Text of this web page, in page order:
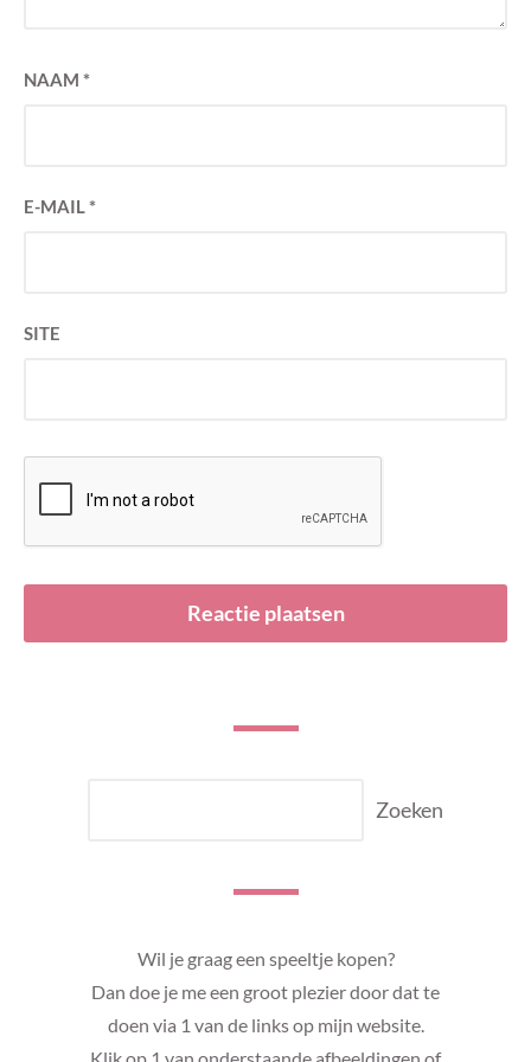
NAAM *
E-MAIL*
SITE
Zoeken
Wil je graag een speeltje kopen?
Dan doe je me een groot plezier door dat te
doen via 1 van de links op mijn website.